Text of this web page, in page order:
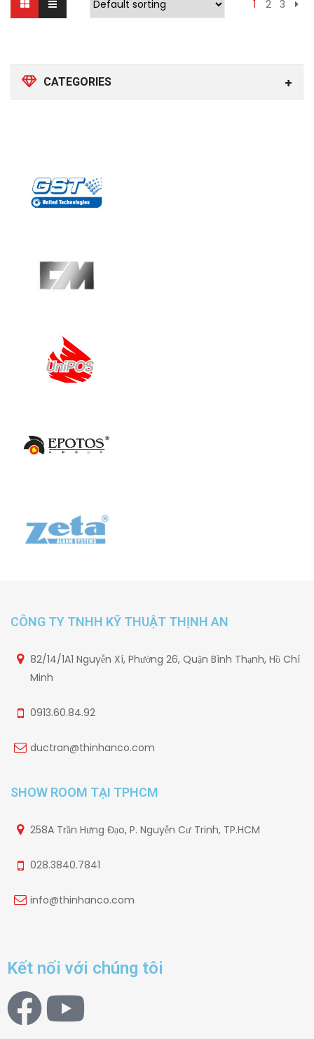
CATEGORIES
1 2 3
CÔNG TY TNHH KỸ THUẬT THỊNH AN
82/14/1A1 Nguyễn Xí, Phường 26, Quận Bình Thạnh, Hồ Chí
Minh
0913.60.84.92
ductran@thinhanco.com
SHOW ROOM TẠI TPHCM
258A Trần Hưng Đạo, P. Nguyễn Cư Trinh, TP.HCM
028.3840.7841
info@thinhanco.com
Kết nối với chúng tôi